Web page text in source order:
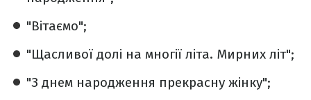
"Вітаємо";
"Щасливої долі на многії літа. Мирних літ";
"З днем народження прекрасну жінку";